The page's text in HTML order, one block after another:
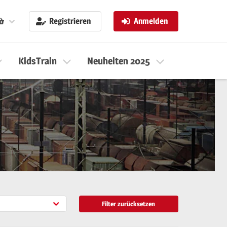
Registrieren Anmelden
KidsTrain Neuheiten 2025
Filter zurücksetzen